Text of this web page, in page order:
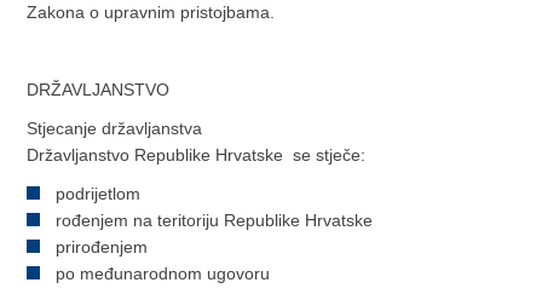
Zakona o upravnim pristojbama.
DRŽAVLJANSTVO
Stjecanje državljanstva
Državljanstvo Republike Hrvatske se stječe:
podrijetlom
rođenjem na teritoriju Republike Hrvatske
prirođenjem
po međunarodnom ugovoru